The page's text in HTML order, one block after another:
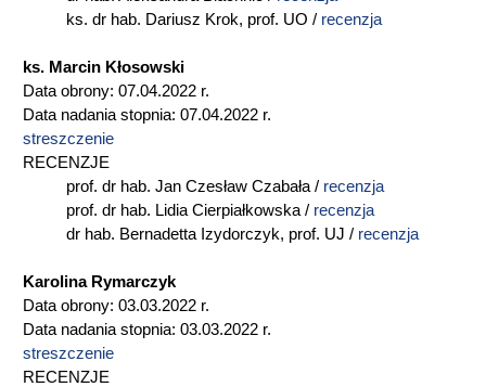
ks. dr hab. Dariusz Krok, prof. UO / recenzja
ks. Marcin Kłosowski
Data obrony: 07.04.2022 r.
Data nadania stopnia: 07.04.2022 r.
streszczenie
RECENZJE
prof. dr hab. Jan Czesław Czabała / recenzja
prof. dr hab. Lidia Cierpiałkowska / recenzja
dr hab. Bernadetta Izydorczyk, prof. UJ / recenzja
Karolina Rymarczyk
Data obrony: 03.03.2022 r.
Data nadania stopnia: 03.03.2022 r.
streszczenie
RECENZJE